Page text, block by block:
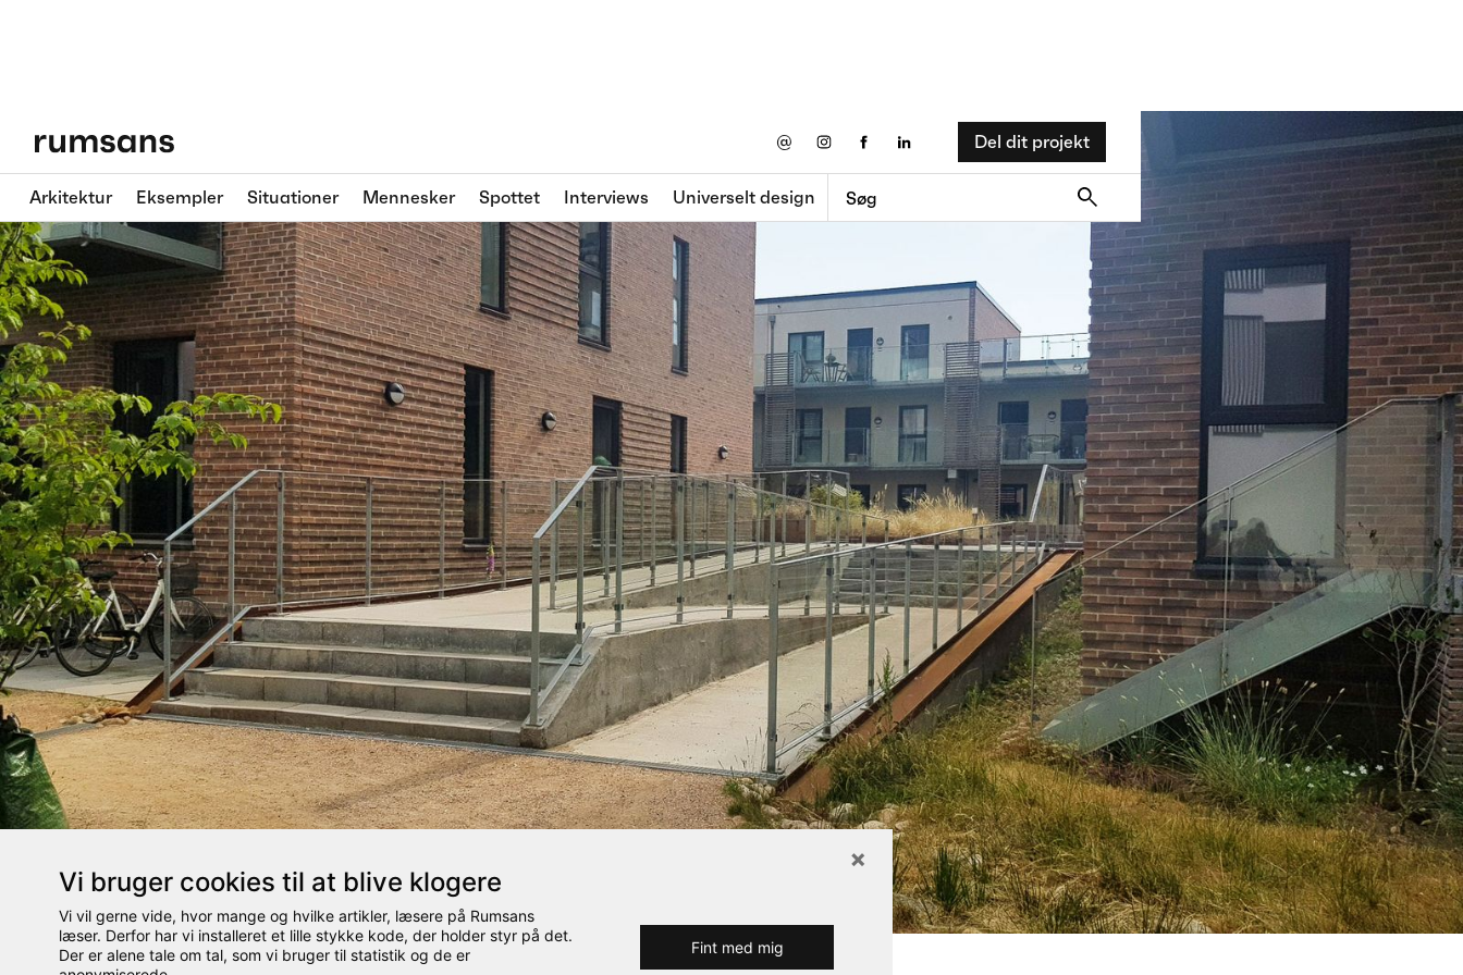
@ Del dit projekt
Arkitektur Eksempler Situationer Mennesker Spottet Interviews Universelt design
gode råd til rampen
Vi bruger cookies til at blive klogere
Vi vil gerne vide, hvor mange og hvilke artikler, læsere på Rumsans
læser. Derfor har vi installeret et lille stykke kode, der holder styr på det.
Der er alene tale om tal, som vi bruger til statistik og de er
Fint med mig